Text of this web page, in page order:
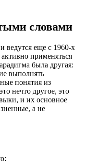
словами
ведутся еще с 1960-х
применяться
была другая:
выполнять
понятия из
нечто другое, это
и их основное
а не